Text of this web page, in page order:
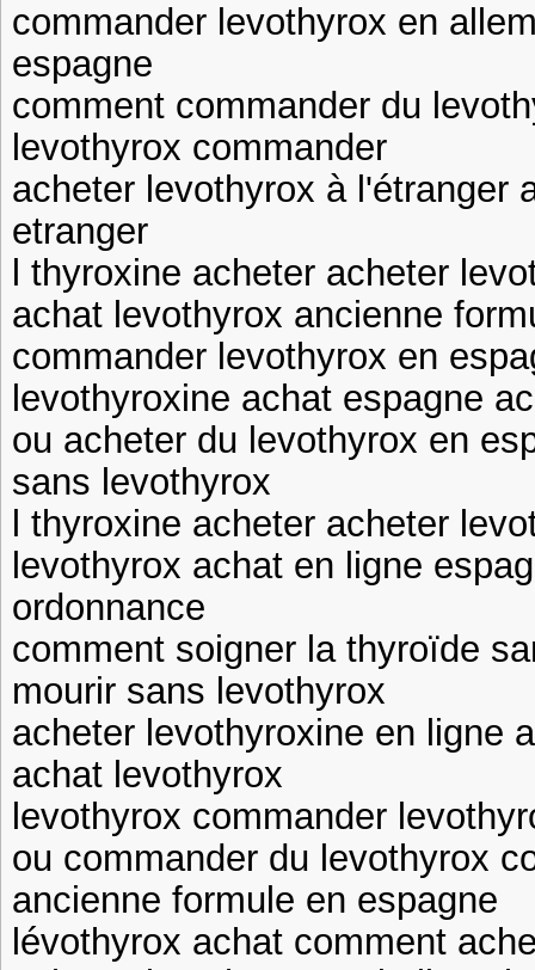
commander levothyrox en
espagne
comment commander du
levothyrox commander
acheter levothyrox à l'étranger
etranger
l thyroxine acheter acheter
achat levothyrox ancienne
commander levothyrox en
levothyroxine achat espagne
ou acheter du levothyrox en
sans levothyrox
l thyroxine acheter acheter
levothyrox achat en ligne
ordonnance
comment soigner la thyroïde
mourir sans levothyrox
acheter levothyroxine en ligne
achat levothyrox
levothyrox commander
ou commander du levothyrox
ancienne formule en espagne
lévothyrox achat comment